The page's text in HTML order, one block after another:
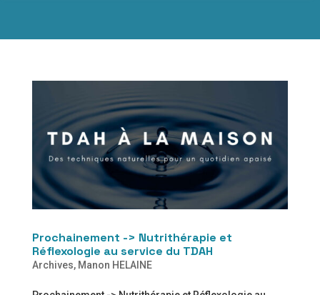
Prochainement -> Nutrithérapie et
Réflexologie au service du TDAH
Archives, Manon HELAINE